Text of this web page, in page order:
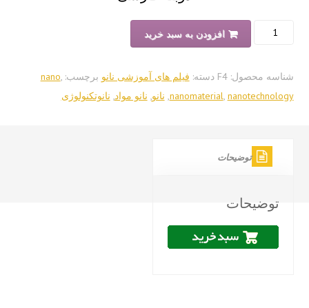
افزودن به سبد خرید
محصول:F4 دسته: فیلم های آموزشی نانو برچسب:nano,
nanomaterial,
,نانو,نانو مواد,نانوتکنولوژی
توضیحات
توضیحات